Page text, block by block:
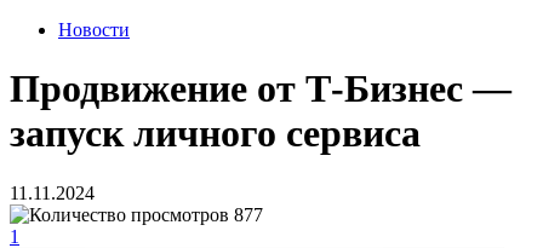
Новости
Продвижение от Т-Бизнес —
запуск личного сервиса
11.11.2024
877
1